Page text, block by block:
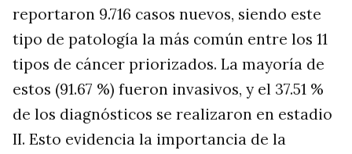
reportaron 9.716 casos nuevos, siendo este
tipo de patología la más común entre los 11
tipos de cáncer priorizados. La mayoría de
estos (91.67 %) fueron invasivos, y el 37.51 %
de los diagnósticos se realizaron en estadio
II. Esto evidencia la importancia de la